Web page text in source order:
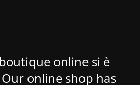
online si è
online shop has